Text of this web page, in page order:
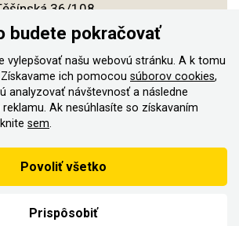
36/108
901
Hakr Brno. Všetky práva
tržieb je predávajúci povinný vystaviť
výpadku potom najneskôr do 48 hodín.
budete pokračovať
vylepšovať našu webovú stránku. A k tomu
ich pomocou súborov cookies,
analyzovať návštevnosť a následne
Ak nesúhlasíte so získavaním
sem.
Prispôsobiť
Povoliť všetko